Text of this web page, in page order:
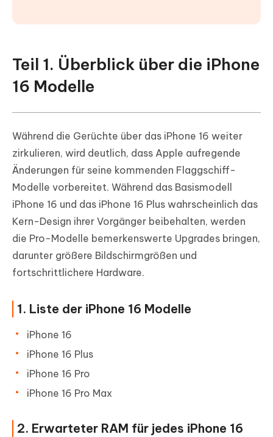
Teil 1. Überblick über die iPhone
16 Modelle
Während die Gerüchte über das iPhone 16 weiter
zirkulieren, wird deutlich, dass Apple aufregende
Änderungen für seine kommenden Flaggschiff-
Modelle vorbereitet. Während das Basismodell
iPhone 16 und das iPhone 16 Plus wahrscheinlich das
Kern-Design ihrer Vorgänger beibehalten, werden
die Pro-Modelle bemerkenswerte Upgrades bringen,
darunter größere Bildschirmgrößen und
fortschrittlichere Hardware.
1. Liste der iPhone 16 Modelle
iPhone 16
iPhone 16 Plus
iPhone 16 Pro
iPhone 16 Pro Max
2. Erwarteter RAM für jedes iPhone 16